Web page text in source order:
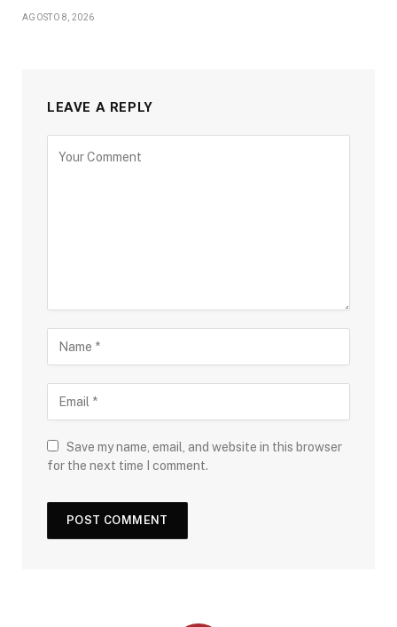
AGOSTO 8, 2026
LEAVE A REPLY
Save my name, email, and website in this browser
for the next time I comment.